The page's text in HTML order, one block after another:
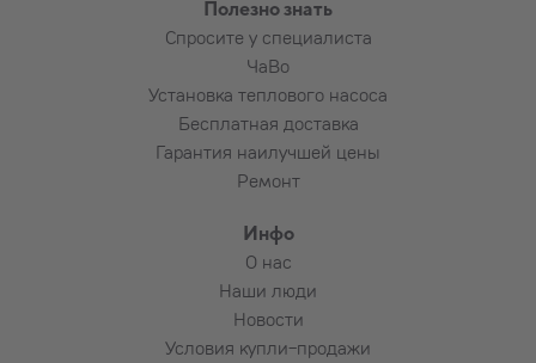
Полезно знать
Спросите у специалиста
ЧаВо
Установка теплового насоса
Бесплатная доставка
Гарантия наилучшей цены
Ремонт
Инфо
О нас
Наши люди
Новости
Условия купли-продажи